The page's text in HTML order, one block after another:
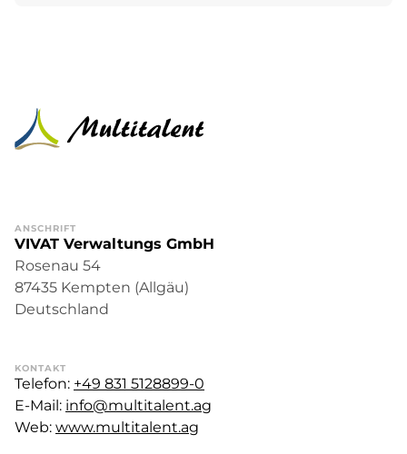
ANSCHRIFT
VIVAT Verwaltungs GmbH
Rosenau 54
87435 Kempten (Allgäu)
Deutschland
KONTAKT
Telefon: +49 831 5128899-0
E-Mail: info@multitalent.ag
Web: www.multitalent.ag